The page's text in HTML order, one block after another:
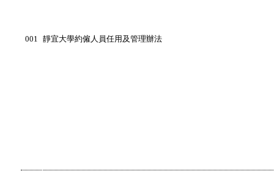
001 靜宜大學約僱人員任用及管理辦法